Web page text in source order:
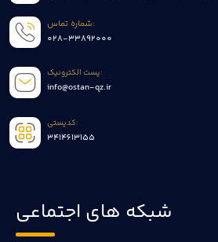
شماره تماس:
028-33892000
پست الکترونیک:
info@ostan-qz.ir
کدپستی:
3414613155
شبکه های اجتماعی